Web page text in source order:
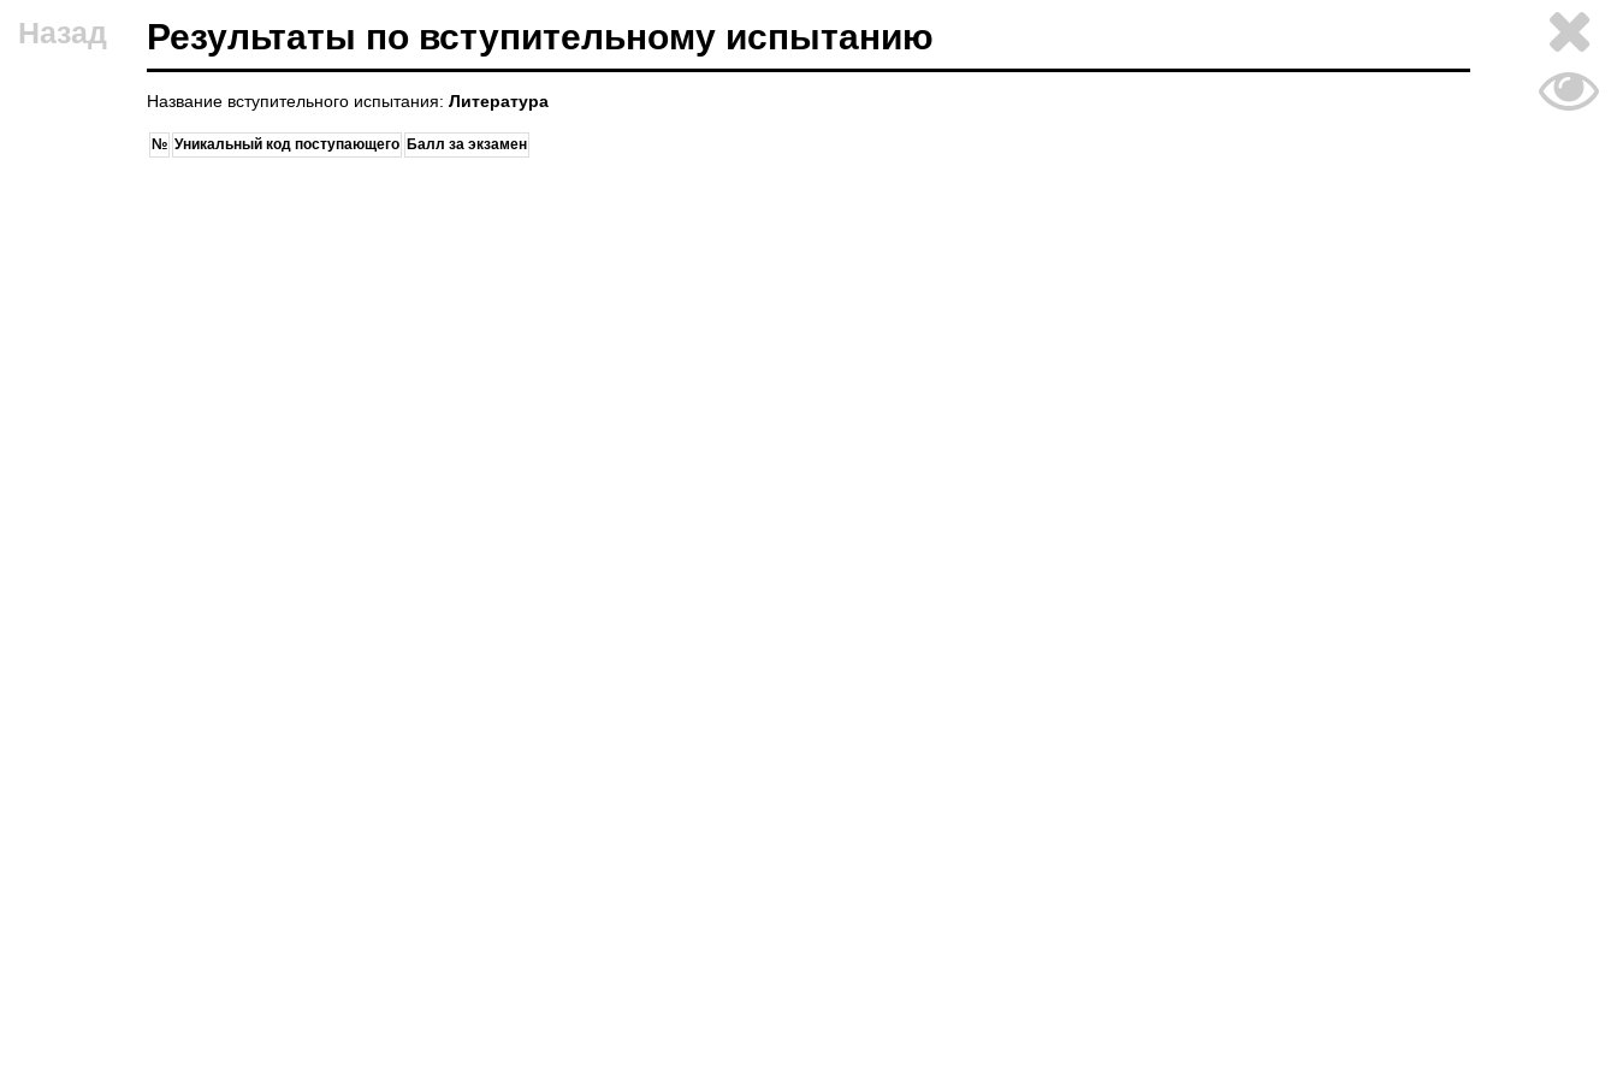
Назад Результаты по вступительному испытанию
Название вступительного испытания: Литература
№ Уникальный код поступающего Балл за экзамен